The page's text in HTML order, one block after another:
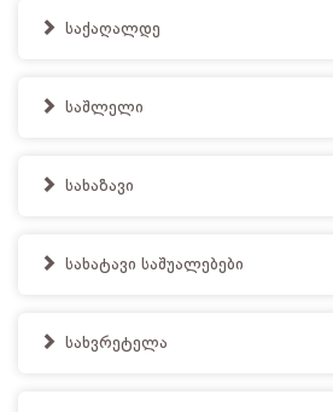
საქაღალდე
საშლელი
სახაზავი
სახატავი საშუალებები
სახვრეტელა